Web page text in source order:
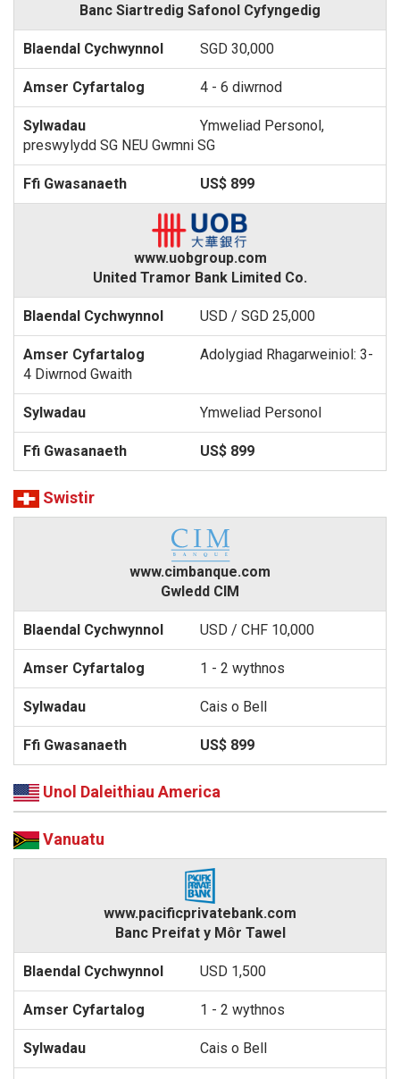
Banc Siartredig Safonol Cyfyngedig
SGD 30,000
4 - 6 diwrnod
Ymweliad Personol,
preswylydd SG NEU Gwmni SG
US$ 899
www.uobgroup.com
United Tramor Bank Limited Co.
USD / SGD 25,000
Adolygiad Rhagarweiniol: 3-
4 Diwrnod Gwaith
Ymweliad Personol
US$ 899
Swistir
www.cimbanque.com
Gwledd CIM
USD / CHF 10,000
1 - 2 wythnos
Cais o Bell
US$ 899
Unol Daleithiau America
Vanuatu
www.pacificprivatebank.com
Banc Preifat y Môr Tawel
USD 1,500
1 - 2 wythnos
Cais o Bell